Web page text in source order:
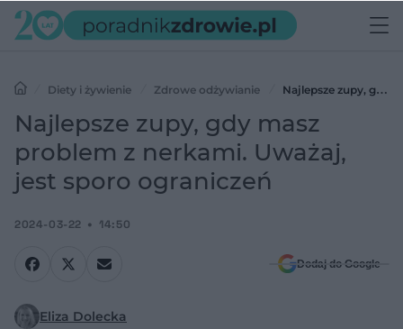
Diety i żywienie Zdrowe odżywianie
Najlepsze zupy, gdy
masz problem z nerkami. Uważaj, jest sporo ograniczeń
Najlepsze zupy, gdy masz
problem z nerkami. Uważaj,
jest sporo ograniczeń
2024-03-22 14:50
Dodaj do Google
Eliza Dolecka